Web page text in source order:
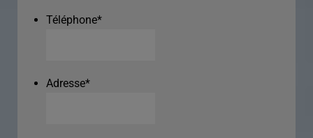
Téléphone*
Adresse*